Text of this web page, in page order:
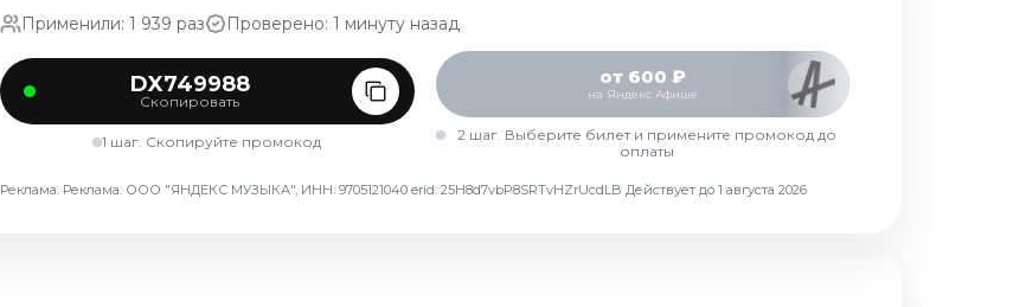
Применили: 1 939 раз Проверено: 1 минуту назад
DX749988
Скопировать
1 шаг. Скопируйте промокод
от 600 ₽
на Яндекс Афише
2 шаг. Выберите билет и примените промокод до
оплаты
Реклама. Реклама. ООО "ЯНДЕКС МУЗЫКА", ИНН: 9705121040 erid: 25H8d7vbP8SRTvHZrUcdLB Действует до 1 августа 2026